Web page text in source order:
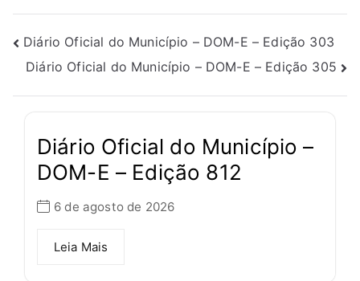
Diário Oficial do Município – DOM-E – Edição 303
Diário Oficial do Município – DOM-E – Edição 305
Diário Oficial do Município –
DOM-E – Edição 812
6 de agosto de 2026
Leia Mais